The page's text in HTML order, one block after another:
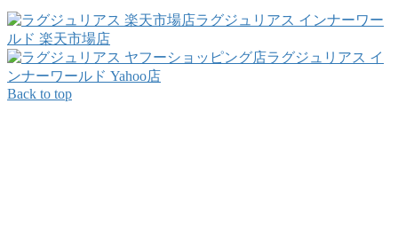
ラグジュリアス インナーワー
ルド 楽天市場店
ラグジュリアス イ
ンナーワールド Yahoo店
Back to top